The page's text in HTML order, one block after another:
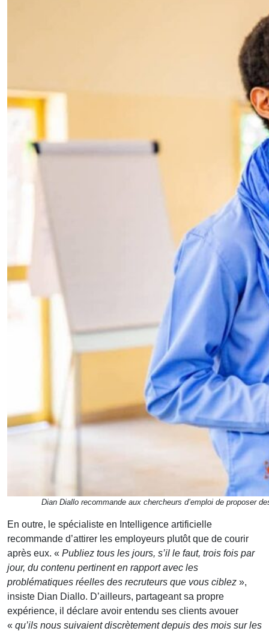
Dian Diallo recommande aux chercheurs d’emploi de proposer
En outre, le spécialiste en Intelligence artificielle
recommande d’attirer les employeurs plutôt que de courir
après eux. « Publiez tous les jours, s’il le faut, trois fois par
jour, du contenu pertinent en rapport avec les
problématiques réelles des recruteurs que vous ciblez »,
insiste Dian Diallo. D’ailleurs, partageant sa propre
expérience, il déclare avoir entendu ses clients avouer
« qu’ils nous suivaient discrètement depuis des mois sur les